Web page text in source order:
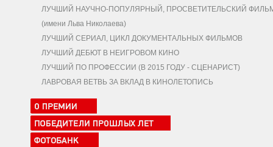
ЛУЧШИЙ НАУЧНО-ПОПУЛЯРНЫЙ, ПРОСВЕТИТЕЛЬСКИЙ
(имени Льва Николаева)
ЛУЧШИЙ СЕРИАЛ, ЦИКЛ ДОКУМЕНТАЛЬНЫХ ФИЛЬМОВ
ЛУЧШИЙ ДЕБЮТ В НЕИГРОВОМ КИНО
ЛУЧШИЙ ПО ПРОФЕССИИ (В 2015 ГОДУ - СЦЕНАРИСТ)
ЛАВРОВАЯ ВЕТВЬ ЗА ВКЛАД В КИНОЛЕТОПИСЬ